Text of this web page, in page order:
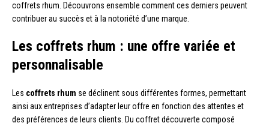
coffrets rhum. Découvrons ensemble comment ces derniers peuvent
contribuer au succès et à la notoriété d’une marque.
Les coffrets rhum : une offre variée et
personnalisable
Les coffrets rhum se déclinent sous différentes formes, permettant
ainsi aux entreprises d’adapter leur offre en fonction des attentes et
des préférences de leurs clients. Du coffret découverte composé